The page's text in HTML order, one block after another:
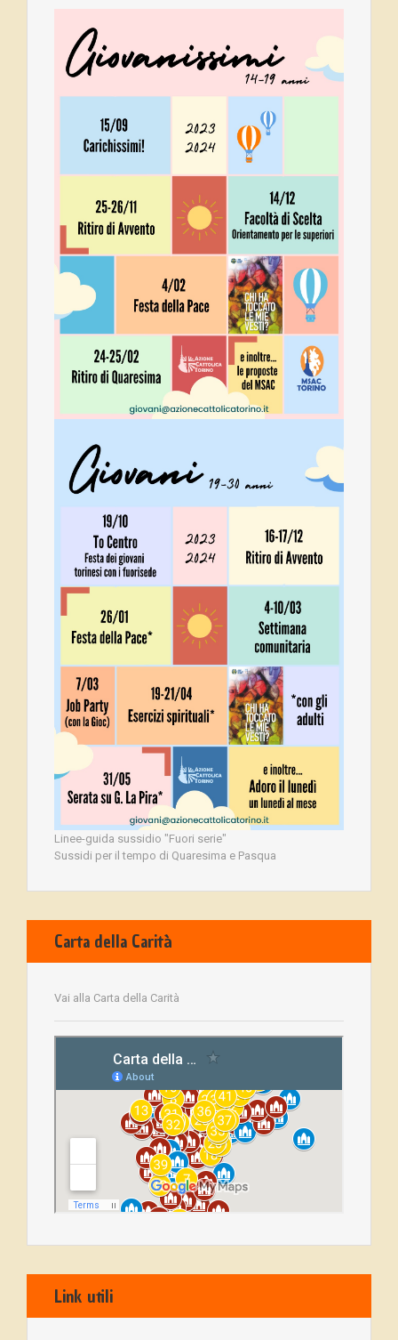
Linee-guida sussidio "Fuori serie"
Sussidi per il tempo di Quaresima e Pasqua
Carta della Carità
Vai alla Carta della Carità
Link utili